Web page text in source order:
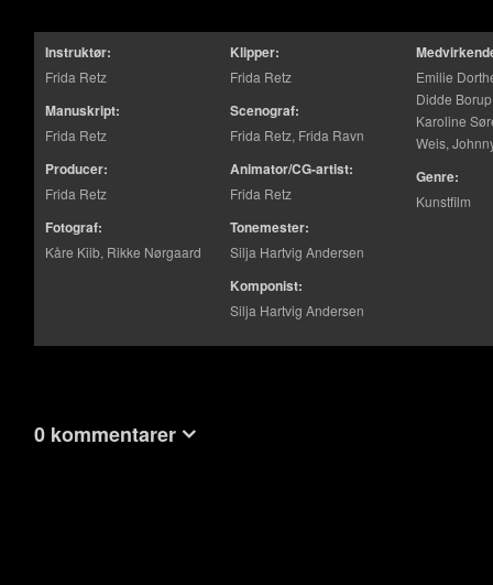
Instruktør:
Frida Retz
Manuskript:
Frida Retz
Producer:
Frida Retz
Fotograf:
Kåre Kiib, Rikke Nørgaard
Klipper:
Frida Retz
Scenograf:
Frida Retz, Frida Ravn
Animator/CG-artist:
Frida Retz
Tonemester:
Silja Hartvig Andersen
Komponist:
Silja Hartvig Andersen
Emilie
Didde
Karoline
Weis,
Genre:
Kunstfilm
0 kommentarer